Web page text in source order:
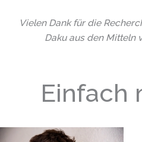
Vielen Dank für die
Daku aus den Mitteln
Einfach